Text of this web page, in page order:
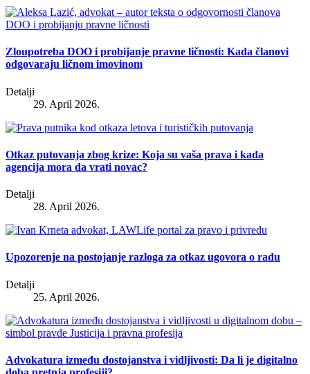
Zloupotreba DOO i probijanje pravne ličnosti: Kada članovi
odgovaraju ličnom imovinom
Detalji
29. April 2026.
Otkaz putovanja zbog krize: Koja su vaša prava i kada
agencija mora da vrati novac?
Detalji
28. April 2026.
Upozorenje na postojanje razloga za otkaz ugovora o radu
Detalji
25. April 2026.
Advokatura između dostojanstva i vidljivosti: Da li je digitalno